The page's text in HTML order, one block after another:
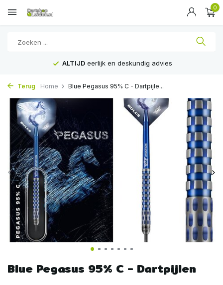
0
ALTIJD eerlijk en deskundig advies
Terug Home Blue Pegasus 95% C - Dartpijle...
Blue Pegasus 95% C - Dartpijlen